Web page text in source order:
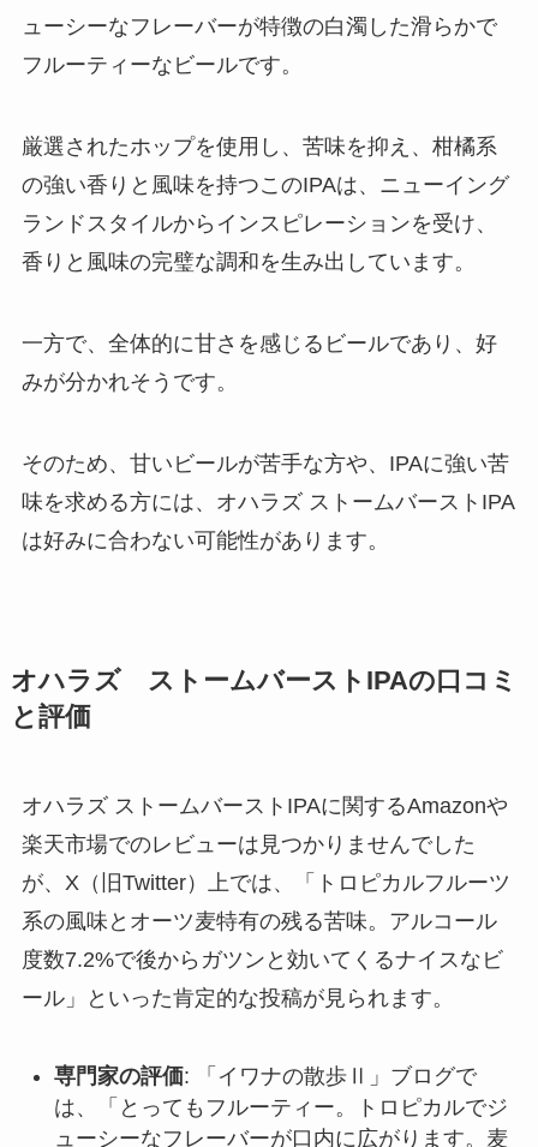
ューシーなフレーバーが特徴の白濁した滑らかで
フルーティーなビールです。
厳選されたホップを使用し、苦味を抑え、柑橘系
の強い香りと風味を持つこのIPAは、ニューイング
ランドスタイルからインスピレーションを受け、
香りと風味の完璧な調和を生み出しています。
一方で、全体的に甘さを感じるビールであり、好
みが分かれそうです。
そのため、甘いビールが苦手な方や、IPAに強い苦
味を求める方には、オハラズ ストームバーストIPA
は好みに合わない可能性があります。
オハラズ ストームバーストIPAの 口コミ
と評価
オハラズ ストームバーストIPAに関するAmazonや
楽天市場でのレビューは見つかりませんでした
が、X（旧Twitter）上では、「トロピカルフルーツ
系の風味とオーツ麦特有の残る苦味。アルコール
度数7.2%で後からガツンと効いてくるナイスなビ
ール」といった肯定的な投稿が見られます。
専門家の評価: 「イワナの散歩Ⅱ」ブログで
は、「とってもフルーティー。トロピカルでジ
ューシーなフレーバーが口内に広がります。麦